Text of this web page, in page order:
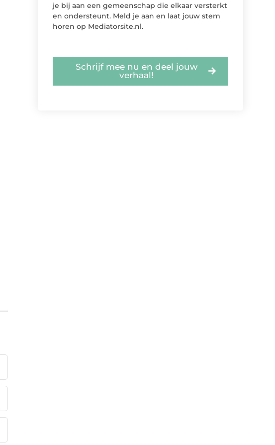
je bij aan een gemeenschap die elkaar versterkt
en ondersteunt. Meld je aan en laat jouw stem
horen op Mediatorsite.nl.
Schrijf mee nu en deel jouw
verhaal!